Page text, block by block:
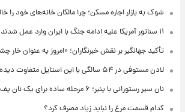
شوک به بازار اجاره مسکن؛ چرا مالکان خانه‌های خود را
۱۱ سناتور آمریکا علیه ادامه جنگ با ایران وارد عمل شدند
تأکید جهانگیر بر نقش خبرنگاران؛ «امروز به عنوان
لادن مستوفی در ۵۴ سالگی با این استایل متفاوت دیده شد!
نان سیر رستورانی با پنیر؛ ۶ مرحله ساده برای یک نان پف‌دار و کش‌دار
کدام قسمت مرغ را نباید زیاد مصرف کرد؟